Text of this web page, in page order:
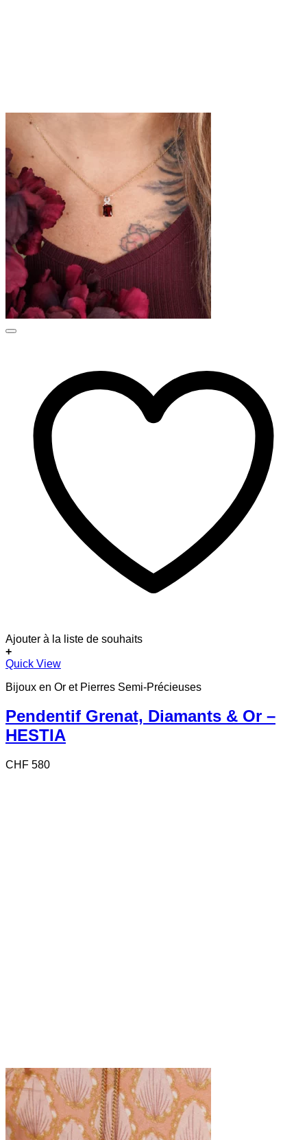
Ajouter à la liste de souhaits
+
Quick View
Bijoux en Or et Pierres Semi-Précieuses
Pendentif Grenat, Diamants & Or –
HESTIA
CHF 580